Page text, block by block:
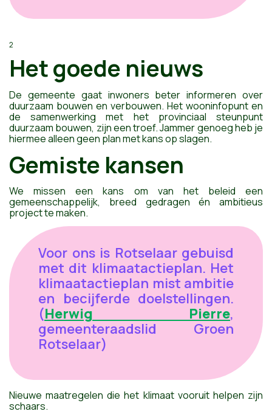
2
Het goede nieuws
De gemeente gaat inwoners beter informeren over
duurzaam bouwen en verbouwen. Het wooninfopunt en
de samenwerking met het provinciaal steunpunt
duurzaam bouwen, zijn een troef. Jammer genoeg heb je
hiermee alleen geen plan met kans op slagen.
Gemiste kansen
We missen een kans om van het beleid een
gemeenschappelijk, breed gedragen én ambitieus
project te maken.
Voor ons is Rotselaar gebuisd
met dit klimaatactieplan. Het
klimaatactieplan mist ambitie
en becijferde doelstellingen.
(Herwig Pierre,
gemeenteraadslid Groen
Rotselaar)
Nieuwe maatregelen die het klimaat vooruit helpen zijn
schaars.